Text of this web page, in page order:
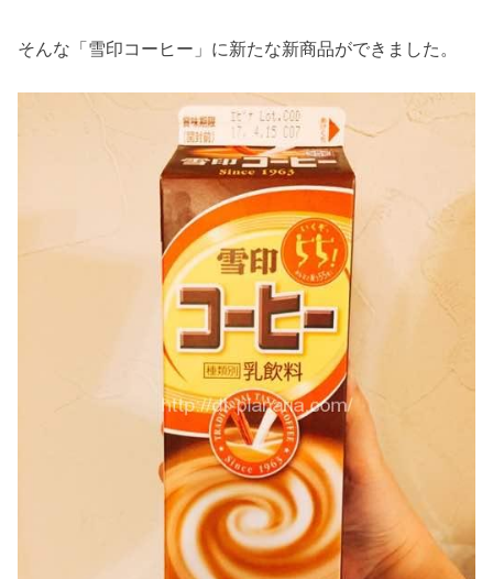
そんな「雪印コーヒー」に新たな新商品ができました。